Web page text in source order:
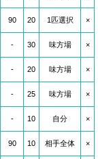
90 20 1匹選択 ×
- 30 味方場 ×
- 20 味方場 ×
- 25 味方場 ×
- 10 自分 ×
90 10 相手全体 ×